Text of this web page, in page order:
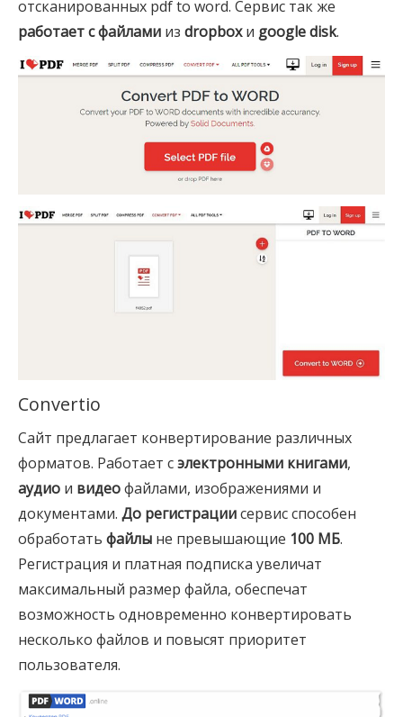
отсканированных pdf to word. Сервис так же
работает с файлами из dropboxи google disk.
Convertio
Сайт предлагает конвертирование различных
форматов. Работает сэлектронными книгами,
аудио и видеофайлами, изображениями и
документами. До регистрациисервис способен
обработать файлы не превышающие 100 МБ.
Регистрация и платная подписка увеличат
максимальный размер файла, обеспечат
возможность одновременно конвертировать
несколько файлов и повысят приоритет
пользователя.